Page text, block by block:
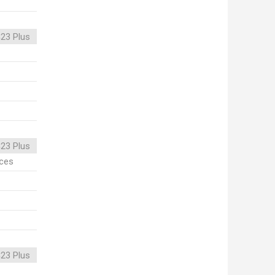
Plus
Plus
Plus